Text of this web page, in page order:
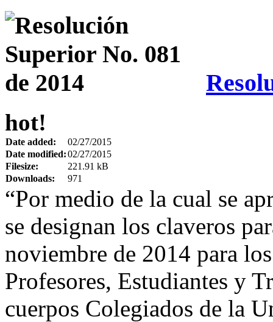
hot!
Date added:
02/27/2015
Date modified:02/27/2015
Filesize:
221.91 kB
Downloads:
971
“Por medio de la cual se
se designan los claveros
noviembre de 2014 para
Profesores, Estudiantes y
cuerpos Colegiados de la